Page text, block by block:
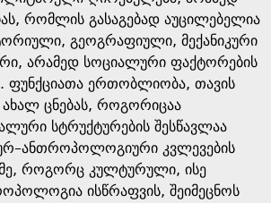
რომლის გასაგებად აუცილებელია
გეოგრაფიული, მექანიკური
არამედ სოციალური ფაქტორების
ფუნქციათა ერთობლიობა, თავის
ცნებას, როგორიცაა
სტრუქტურების შესწავლაა
კვლევების
როგორც კულტურული, ისე
ისწრაფვის, შეიმეცნოს